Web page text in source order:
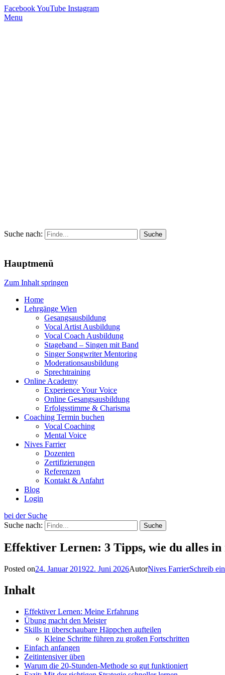
FacebookYouTube Instagram
Menu
Suche nach:
Hauptmenü
Zum Inhalt springen
Home
Lehrgänge Wien
Gesangsausbildung
Vocal Artist Ausbildung
Vocal Coach Ausbildung
Stageband – Singen mit Band
Singer Songwriter Mentoring
Moderationsausbildung
Sprechtraining
Online Academy
Experience Your Voice
Online Gesangsausbildung
Erfolgsstimme & Charisma
Coaching Termin buchen
Vocal Coaching
Mental Voice
Nives Farrier
Dozenten
Zertifizierungen
Referenzen
Kontakt & Anfahrt
Blog
Login
bei der Suche
Suche nach:
Effektiver Lernen: 3 Tipps, wie du alles in
Posted on24. Januar 201922. Juni 2026AutorNives FarrierSchreib
Inhalt
Effektiver Lernen: Meine Erfahrung
Übung macht den Meister
Skills in überschaubare Häppchen aufteilen
Kleine Schritte führen zu großen Fortschritten
Einfach anfangen
Zeitintensiver üben
Warum die 20-Stunden-Methode so gut funktioniert